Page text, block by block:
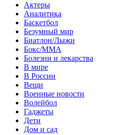
Актеры
Аналитика
Баскетбол
Безумный мир
Биатлон/Лыжи
Бокс/MMA
Болезни и лекарства
В мире
В России
Вещи
Военные новости
Волейбол
Гаджеты
Дети
Дом и сад